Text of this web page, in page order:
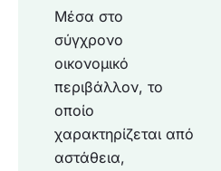
Μέσα στο
σύγχρονο
οικονομικό
περιβάλλον, το
οποίο
χαρακτηρίζεται από
αστάθεια,